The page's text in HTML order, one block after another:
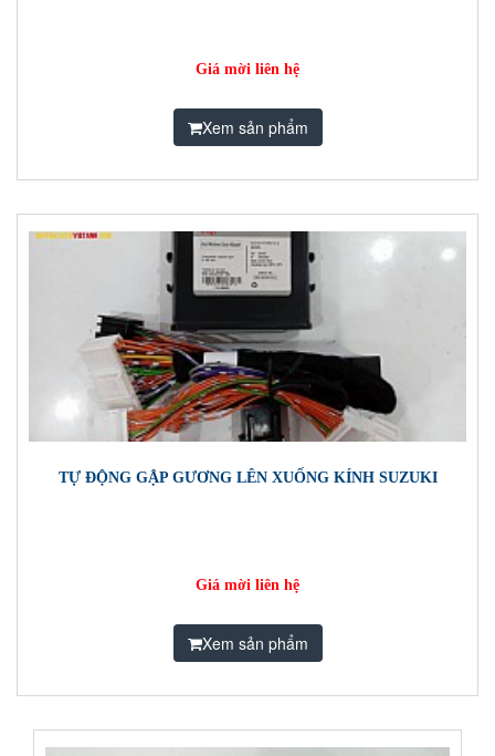
Giá mời liên hệ
Xem sản phẩm
TỰ ĐỘNG GẬP GƯƠNG LÊN XUỐNG KÍNH SUZUKI
Giá mời liên hệ
Xem sản phẩm